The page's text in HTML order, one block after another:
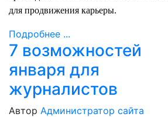
для продвижения карьеры.
Подробнее ...
7 возможностей
января для
журналистов
Автор Администратор сайта